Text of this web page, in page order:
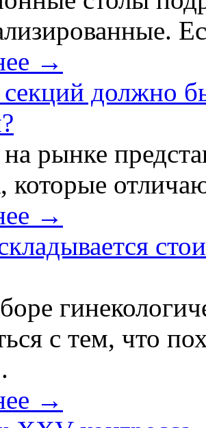
→
должно
рынке
которые
→
с тем, что
→